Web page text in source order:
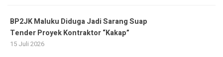
BP2JK Maluku Diduga Jadi Sarang Suap
Tender Proyek Kontraktor “Kakap”
15 Juli 2026